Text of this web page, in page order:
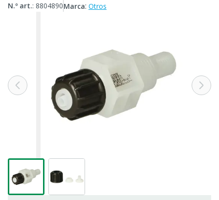
N.º art.: 8804890Marca: Otros